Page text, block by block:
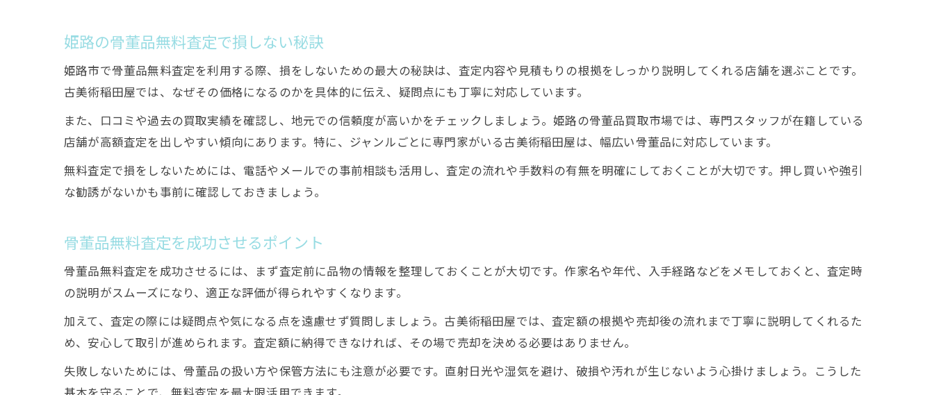
姫路の骨董品無料査定で損しない秘訣
姫路市で骨董品無料査定を利用する際、損をしないための最大の秘訣は、査定内容や見積もりの根拠をしっかり説明してくれる店舗を選ぶことです。
古美術稲田屋では、なぜその価格になるのかを具体的に伝え、疑問点にも丁寧に対応しています。
また、口コミや過去の買取実績を確認し、地元での信頼度が高いかをチェックしましょう。姫路の骨董品買取市場では、専門スタッフが在籍している
店舗が高額査定を出しやすい傾向にあります。特に、ジャンルごとに専門家がいる古美術稲田屋は、幅広い骨董品に対応しています。
無料査定で損をしないためには、電話やメールでの事前相談も活用し、査定の流れや手数料の有無を明確にしておくことが大切です。押し買いや強引
な勧誘がないかも事前に確認しておきましょう。
骨董品無料査定を成功させるポイント
骨董品無料査定を成功させるには、まず査定前に品物の情報を整理しておくことが大切です。作家名や年代、入手経路などをメモしておくと、査定時
の説明がスムーズになり、適正な評価が得られやすくなります。
加えて、査定の際には疑問点や気になる点を遠慮せず質問しましょう。古美術稲田屋では、査定額の根拠や売却後の流れまで丁寧に説明してくれるた
め、安心して取引が進められます。査定額に納得できなければ、その場で売却を決める必要はありません。
失敗しないためには、骨董品の扱い方や保管方法にも注意が必要です。直射日光や湿気を避け、破損や汚れが生じないよう心掛けましょう。こうした